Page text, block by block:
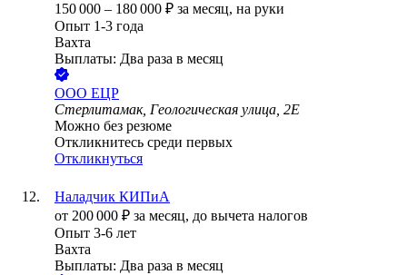
150 000 – 180 000 ₽ за месяц, на руки
Опыт 1-3 года
Вахта
Выплаты: Два раза в месяц
ООО ЕЦР
Стерлитамак, Геологическая улица, 2Е
Можно без резюме
Откликнитесь среди первых
Откликнуться
Наладчик КИПиА
от 200 000 ₽ за месяц, до вычета налогов
Опыт 3-6 лет
Вахта
Выплаты: Два раза в месяц